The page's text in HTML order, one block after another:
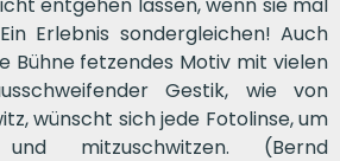
entgehen lassen, wenn sie mal
Erlebnis sondergleichen! Auch
Bühne fetzendes Motiv mit vielen
Gestik, wie von
wünscht sich jede Fotolinse, um
und mitzuschwitzen. (Bernd